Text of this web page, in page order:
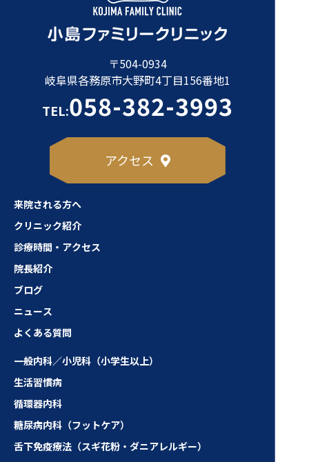
〒504-0934
岐阜県各務原市大野町4丁目156番地1
TEL:058-382-3993
アクセス
来院される方へ
クリニック紹介
診療時間・アクセス
院長紹介
ブログ
ニュース
よくある質問
一般内科／小児科（小学生以上）
生活習慣病
循環器内科
糖尿病内科（フットケア）
舌下免疫療法（スギ花粉・ダニアレルギー）